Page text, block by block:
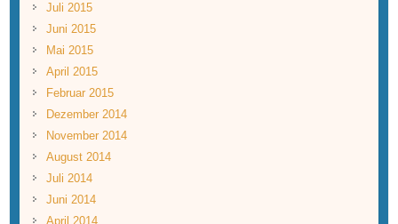
Juli 2015
Juni 2015
Mai 2015
April 2015
Februar 2015
Dezember 2014
November 2014
August 2014
Juli 2014
Juni 2014
April 2014